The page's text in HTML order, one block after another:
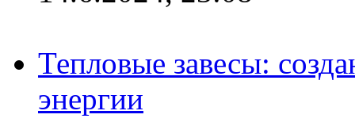
Тепловые завесы:
энергии